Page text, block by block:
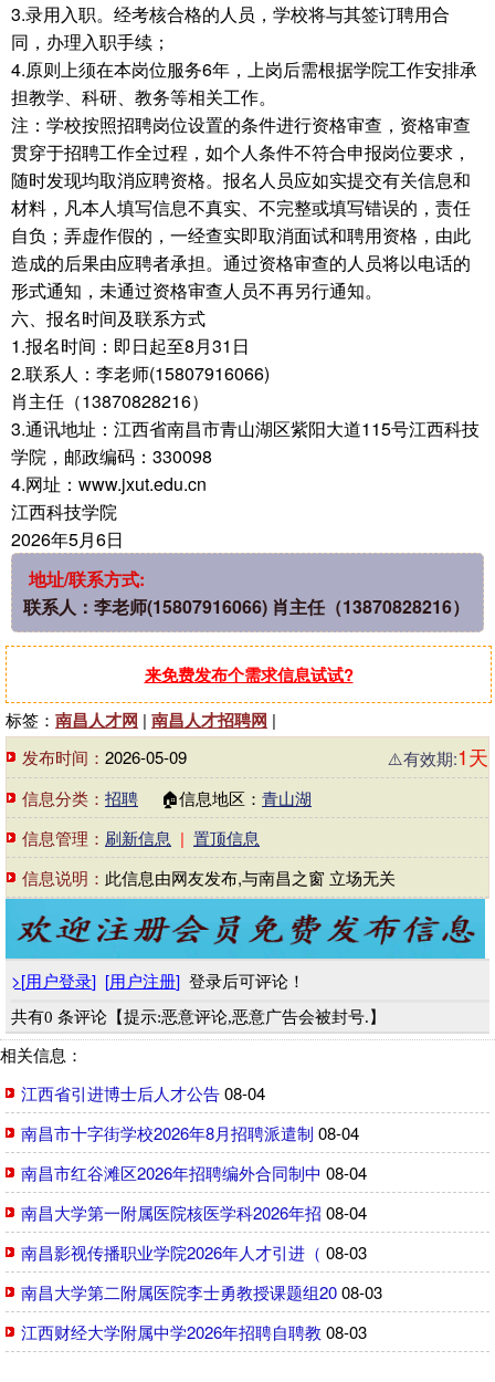
3.录用入职。经考核合格的人员，学校将与其签订聘用合
同，办理入职手续；
4.原则上须在本岗位服务6年，上岗后需根据学院工作安排承
担教学、科研、教务等相关工作。
注：学校按照招聘岗位设置的条件进行资格审查，资格审查
贯穿于招聘工作全过程，如个人条件不符合申报岗位要求，
随时发现均取消应聘资格。报名人员应如实提交有关信息和
材料，凡本人填写信息不真实、不完整或填写错误的，责任
自负；弄虚作假的，一经查实即取消面试和聘用资格，由此
造成的后果由应聘者承担。通过资格审查的人员将以电话的
形式通知，未通过资格审查人员不再另行通知。
六、报名时间及联系方式
1.报名时间：即日起至8月31日
2.联系人：李老师(15807916066)
肖主任（13870828216）
3.通讯地址：江西省南昌市青山湖区紫阳大道115号江西科技
学院，邮政编码：330098
4.网址：www.jxut.edu.cn
江西科技学院
2026年5月6日
地址/联系方式:
联系人：李老师(15807916066) 肖主任（13870828216）
来免费发布个需求信息试试?
标签： 南昌人才网 | 南昌人才招聘网 |
发布时间： 2026-05-09 ⚠️有效期:1天
信息分类： 招聘 🏠信息地区： 青山湖
信息管理： 刷新信息 | 置顶信息
信息说明： 此信息由网友发布,与南昌之窗 立场无关
>[用户登录] [用户注册] 登录后可评论！
共有0 条评论【提示:恶意评论,恶意广告会被封号.】
相关信息：
江西省引进博士后人才公告08-04
南昌市十字街学校2026年8月招聘派遣制 08-04
南昌市红谷滩区2026年招聘编外合同制中 08-04
南昌大学第一附属医院核医学科2026年招 08-04
南昌影视传播职业学院2026年人才引进（ 08-03
南昌大学第二附属医院李士勇教授课题组2008-03
江西财经大学附属中学2026年招聘自聘教 08-03